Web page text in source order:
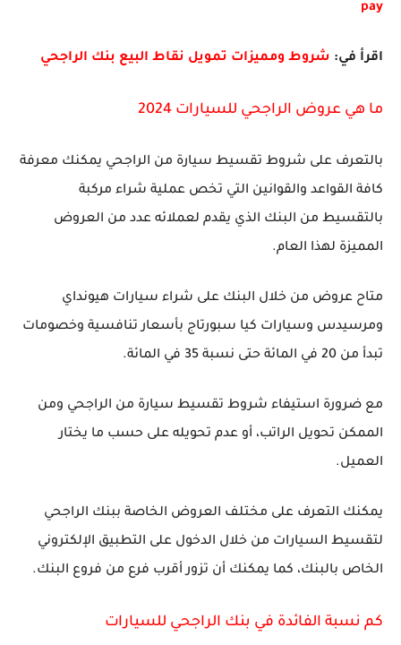
pay
اقرأ في: شروط ومميزات تمويل نقاط البيع بنك الراجحي
ما هي عروض الراجحي للسيارات 2024
بالتعرف على شروط تقسيط سيارة من الراجحي يمكنك معرفة
كافة القواعد والقوانين التي تخص عملية شراء مركبة
بالتقسيط من البنك الذي يقدم لعملائه عدد من العروض
المميزة لهذا العام.
متاح عروض من خلال البنك على شراء سيارات هيونداي
ومرسيدس وسيارات كيا سبورتاج بأسعار تنافسية وخصومات
تبدأ من 20 في المائة حتى نسبة 35 في المائة.
مع ضرورة استيفاء شروط تقسيط سيارة من الراجحي ومن
الممكن تحويل الراتب، أو عدم تحويله على حسب ما يختار
العميل.
يمكنك التعرف على مختلف العروض الخاصة ببنك الراجحي
لتقسيط السيارات من خلال الدخول على التطبيق الإلكتروني
الخاص بالبنك، كما يمكنك أن تزور أقرب فرع من فروع البنك.
كم نسبة الفائدة في بنك الراجحي للسيارات